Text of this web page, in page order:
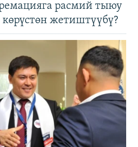
расмий тыюу
жетиштүүбү?